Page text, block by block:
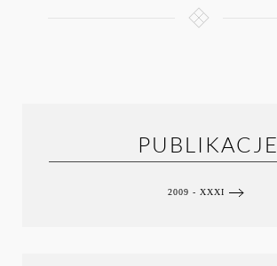
PUBLIKACJE
2009 - XXXI